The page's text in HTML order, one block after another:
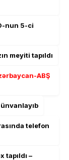
nun 5-ci
meyiti tapıldı
ABŞ
telefon
–